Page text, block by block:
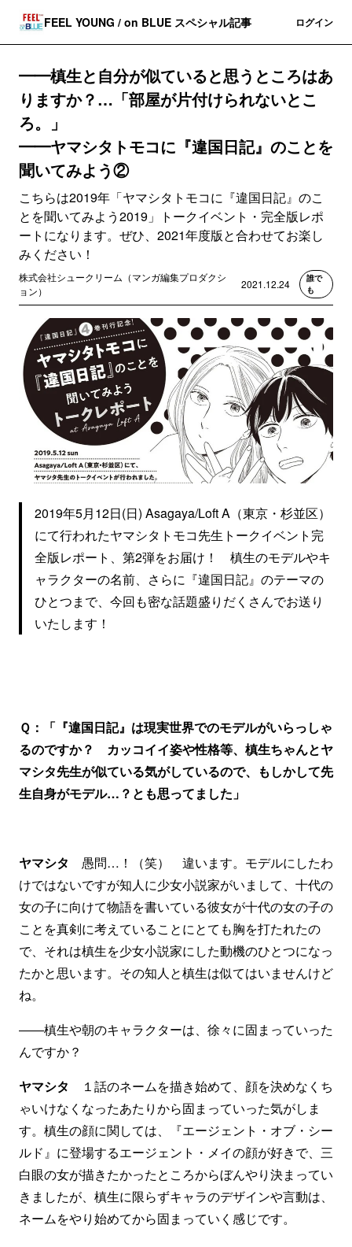
FEEL YOUNG / on BLUE スペシャル記事 ログイン
━━槙生と自分が似ていると思うところはあ
りますか？…「部屋が片付けられないとこ
ろ。」
━━ヤマシタトモコに『違国日記』のことを
聞いてみよう②
こちらは2019年「ヤマシタトモコに『違国日記』のこ
とを聞いてみよう2019」トークイベント・完全版レポ
ートになります。ぜひ、2021年度版と合わせてお楽し
みください！
株式会社シュークリーム（マンガ編集プロダクシ
ョン）
2021.12.24
誰で
も
2019年5月12日(日) Asagaya/Loft A（東京・杉並区）
にて行われたヤマシタトモコ先生トークイベント完
全版レポート、第2弾をお届け！ 槙生のモデルやキ
ャラクターの名前、さらに『違国日記』のテーマの
ひとつまで、今回も密な話題盛りだくさんでお送り
いたします！
Ｑ：「『違国日記』は現実世界でのモデルがいらっしゃ
るのですか？ カッコイイ姿や性格等、槙生ちゃんとヤ
マシタ先生が似ている気がしているので、もしかして先
生自身がモデル…？とも思ってました」
ヤマシタ 愚問…！（笑） 違います。モデルにしたわ
けではないですが知人に少女小説家がいまして、十代の
女の子に向けて物語を書いている彼女が十代の女の子の
ことを真剣に考えていることにとても胸を打たれたの
で、それは槙生を少女小説家にした動機のひとつになっ
たかと思います。その知人と槙生は似てはいませんけど
ね。
――槙生や朝のキャラクターは、徐々に固まっていった
んですか？
ヤマシタ １話のネームを描き始めて、顔を決めなくち
ゃいけなくなったあたりから固まっていった気がしま
す。槙生の顔に関しては、『エージェント・オブ・シー
ルド』に登場するエージェント・メイの顔が好きで、三
白眼の女が描きたかったところからぼんやり決まってい
きましたが、槙生に限らずキャラのデザインや言動は、
ネームをやり始めてから固まっていく感じです。